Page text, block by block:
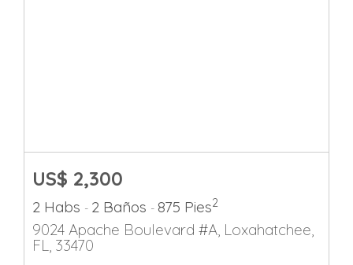
US$ 2,300
2 Habs - 2 Baños - 875 Pies2
9024 Apache Boulevard #A, Loxahatchee,
FL, 33470